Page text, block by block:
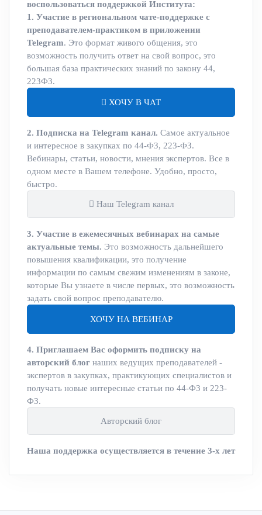
воспользоваться поддержкой Института:
1. Участие в региональном чате-поддержке с
преподавателем-практиком в приложении
Telegram. Это формат живого общения, это
возможность получить ответ на свой вопрос, это
большая база практических знаний по закону 44,
223ФЗ.
ХОЧУ В ЧАТ
2. Подписка на Telegram канал. Самое актуальное
и интересное в закупках по 44-ФЗ, 223-ФЗ.
Вебинары, статьи, новости, мнения экспертов. Все в
одном месте в Вашем телефоне. Удобно, просто,
быстро.
Наш Telegram канал
3. Участие в ежемесячных вебинарах на самые
актуальные темы. Это возможность дальнейшего
повышения квалификации, это получение
информации по самым свежим изменениям в законе,
которые Вы узнаете в числе первых, это возможность
задать свой вопрос преподавателю.
ХОЧУ НА ВЕБИНАР
4. Приглашаем Вас оформить подписку на
авторский блог наших ведущих преподавателей -
экспертов в закупках, практикующих специалистов и
получать новые интересные статьи по 44-ФЗ и 223-
ФЗ.
Авторский блог
Наша поддержка осуществляется в течение 3-х лет